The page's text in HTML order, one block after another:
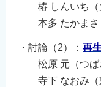
椿 しんいち（
本多 たかまさ
・討論（2）： 再
松原 元（つば
寺下 なおみ（